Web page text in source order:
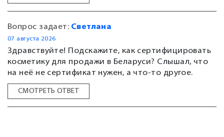
Вопрос задает: Светлана
07 августа 2026
Здравствуйте! Подскажите, как сертифицировать
косметику для продажи в Беларуси? Слышал, что
на неё не сертификат нужен, а что-то другое.
СМОТРЕТЬ ОТВЕТ